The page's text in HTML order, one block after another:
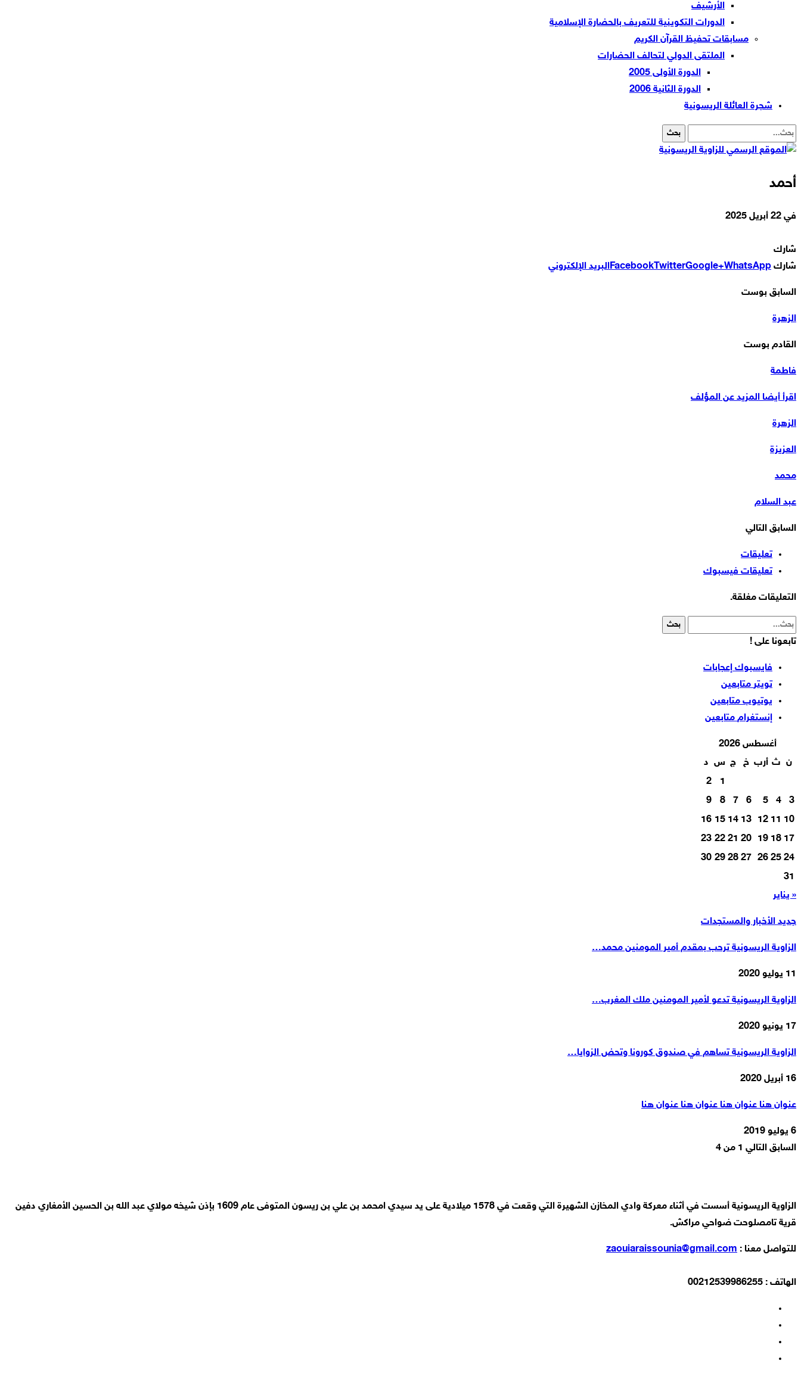
الأرشيف
الدورات التكوينية للتعريف بالحضارة الإسلامية
مسابقات تحفيظ القرآن الكريم
الملتقى الدولي لتحالف الحضارات
الدورة الأولى 2005
الدورة الثانية 2006
شجرة العائلة الريسونية
أحمد
في 22 أبريل 2025
شارك
شارك
FacebookTwitterGoogle+WhatsApp البريد الإلكتروني
السابق بوست
الزهرة
القادم بوست
فاطمة
اقرأ أيضا المزيد عن المؤلف
الزهرة
العزيزة
محمد
عبد السلام
السابق التالي
تعليقات
تعليقات فيسبوك
التعليقات مغلقة.
تابعونا على !
فايسبوك إعجابات
تويتر متابعين
يوتيوب متابعين
إنستغرام متابعين
أغسطس 2026
ن ث أرب خ ج س د
1
2
3
4
5
6
7
8
9
10
11
12
13
14
15
16
17
18
19
20
21
22
23
24
25
26
27
28
29
30
31
« يناير
جديد الأخبار والمستجدات
الزاوية الريسونية ترحب بمقدم أمير المومنين محمد…
11 يوليو 2020
الزاوية الريسونية تدعو لأمير المومنين ملك المغرب…
17 يونيو 2020
الزاوية الريسونية تساهم في صندوق كورونا وتحض الزوايا…
16 أبريل 2020
عنوان هنا عنوان هنا عنوان هنا عنوان هنا
6 يوليو 2019
السابق التالي 1 من 4
الزاوية الريسونية أسست في أثناء معركة وادي المخازن الشهيرة التي وقعت في 1578 ميلادية على يد سيدي امحمد بن علي بن ريسون المتوفى عام 1609 بإذن شيخه مولاي عبد الله بن الحسين الأمغاري دفين
قرية تامصلوحت ضواحي مراكش.
للتواصل معنا : zaouiaraissounia@gmail.com
الهاتف : 00212539986255